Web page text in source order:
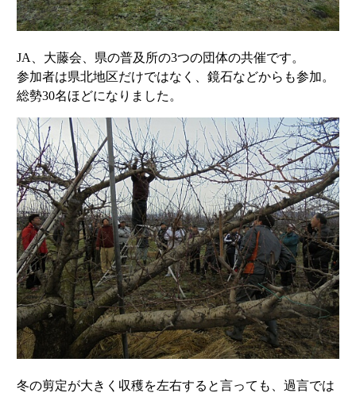
JA、大藤会、県の普及所の3つの団体の共催です。
参加者は県北地区だけではなく、鏡石などからも参加。
総勢30名ほどになりました。
冬の剪定が大きく収穫を左右すると言っても、過言では